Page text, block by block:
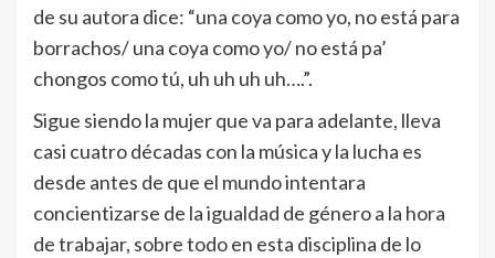
de su autora dice: “una coya como yo, no está para
borrachos/ una coya como yo/ no está pa’
chongos como tú, uh uh uh uh….”.
Sigue siendo la mujer que va para adelante, lleva
casi cuatro décadas con la música y la lucha es
desde antes de que el mundo intentara
concientizarse de la igualdad de género a la hora
de trabajar, sobre todo en esta disciplina de lo